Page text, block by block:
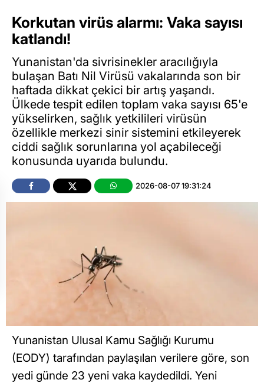
Korkutan virüs alarmı: Vaka sayısı
katlandı!
Yunanistan'da sivrisinekler aracılığıyla
bulaşan Batı Nil Virüsü vakalarında son bir
haftada dikkat çekici bir artış yaşandı.
Ülkede tespit edilen toplam vaka sayısı 65'e
yükselirken, sağlık yetkilileri virüsün
özellikle merkezi sinir sistemini etkileyerek
ciddi sağlık sorunlarına yol açabileceği
konusunda uyarıda bulundu.
2026-08-07 19:31:24
Yunanistan Ulusal Kamu Sağlığı Kurumu
(EODY) tarafından paylaşılan verilere göre, son
yedi günde 23 yeni vaka kaydedildi. Yeni